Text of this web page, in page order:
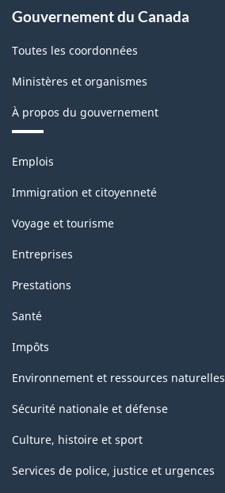
Gouvernement du Canada
Toutes les coordonnées
Ministères et organismes
À propos du gouvernement
Thèmes
sujets
Emplois
Immigration et citoyenneté
Voyage et tourisme
Entreprises
Prestations
Santé
Impôts
Environnement et ressources naturelles
Sécurité nationale et défense
Culture, histoire et sport
Services de police, justice et urgences